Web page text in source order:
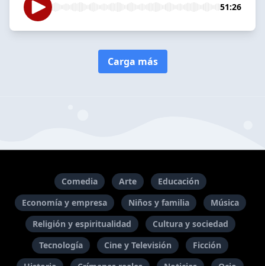
51:26
Carga más
Comedia Arte
Educación
Economía y empresa
Niños y familia
Música
Religión y espiritualidad
Cultura y sociedad
Tecnología
Cine y Televisión
Ficción